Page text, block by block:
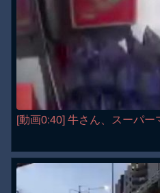
[動画0:40] 牛さん、スーパー